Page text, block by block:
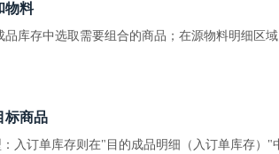
物料
库存中选取需要组合的商品；在源物料明细区
标商品
入订单库存则在"目的成品明细（入订单库存